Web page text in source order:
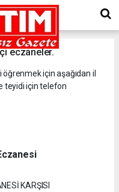
eczaneler.
için aşağıdan il
teyidi için telefon
KARŞISI